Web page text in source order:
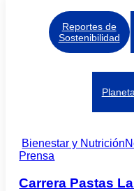
Reportes de
Sostenibilidad
Bienestar y Nutrición
Prensa
Carrera Pastas